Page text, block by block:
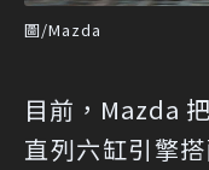
圖/Mazda
目前，Mazda
直列六缸引擎